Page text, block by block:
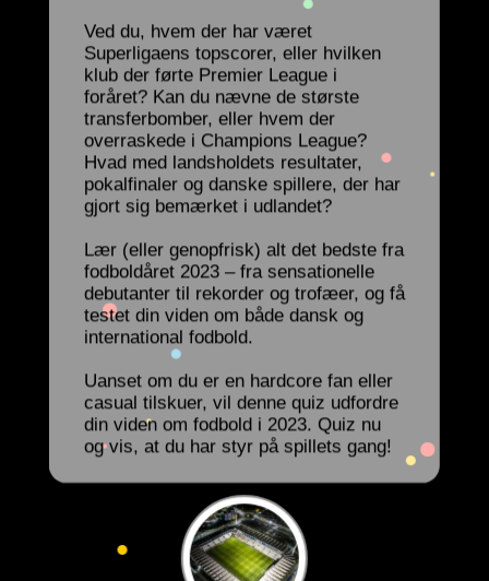
Ved du, hvem der har været
Superligaens topscorer, eller hvilken
klub der førte Premier League i
foråret? Kan du nævne de største
transferbomber, eller hvem der
overraskede i Champions League?
Hvad med landsholdets resultater,
pokalfinaler og danske spillere, der har
gjort sig bemærket i udlandet?
Lær (eller genopfrisk) alt det bedste fra
fodboldåret 2023 – fra sensationelle
debutanter til rekorder og trofæer, og få
testet din viden om både dansk og
international fodbold.
Uanset om du er en hardcore fan eller
casual tilskuer, vil denne quiz udfordre
din viden om fodbold i 2023. Quiz nu
og vis, at du har styr på spillets gang!